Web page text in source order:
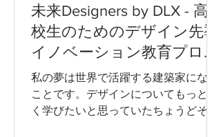
便を解消するための製品や、時には制
度作りにおいて、ビジュアルのみに留
まる事なくそれを構成する全ての要素
に焦点をあて、深く考えなければなり
ません。自分は絵を描いたりものを創
造する事は好きでも、それが何か意味
を成せる行為だとは思った事はありま
未来Designers by DLX - 高
校生のためのデザイン先導
イノベーション教育プログ
ラム参加者の声 #2
私の夢は世界で活躍する建築家になる
ことです。デザインについてもっと深
く学びたいと思っていたちょうどその